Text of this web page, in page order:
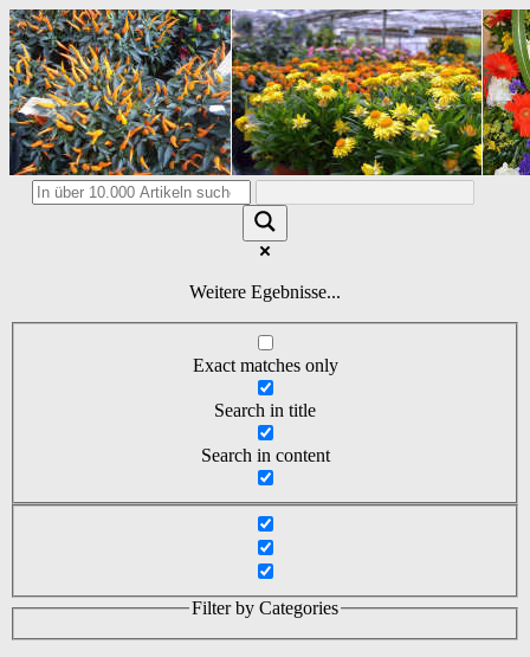
Weitere Egebnisse...
Exact matches only
Search in title
Search in content
Filter by Categories